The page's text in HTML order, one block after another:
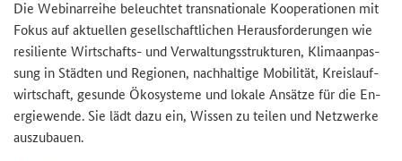
Die We­bi­nar­rei­he be­leuch­tet trans­na­tio­na­le Ko­ope­ra­tio­nen mit
Fokus auf ak­tu­el­len ge­sell­schaft­li­chen Her­aus­for­de­run­gen wie
re­si­li­en­te Wirtschafts-​ und Ver­wal­tungs­struk­tu­ren, Kli­ma­an­pas­
sung in Städ­ten und Re­gio­nen, nach­hal­ti­ge Mo­bi­li­tät, Kreis­lauf­
wirt­schaft, ge­sun­de Öko­sys­te­me und lo­ka­le An­sät­ze für die En­
er­gie­wen­de. Sie lädt dazu ein, Wis­sen zu tei­len und Netz­wer­ke
aus­zu­bau­en.